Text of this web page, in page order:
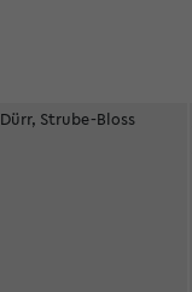
Dürr, Strube-Bloss